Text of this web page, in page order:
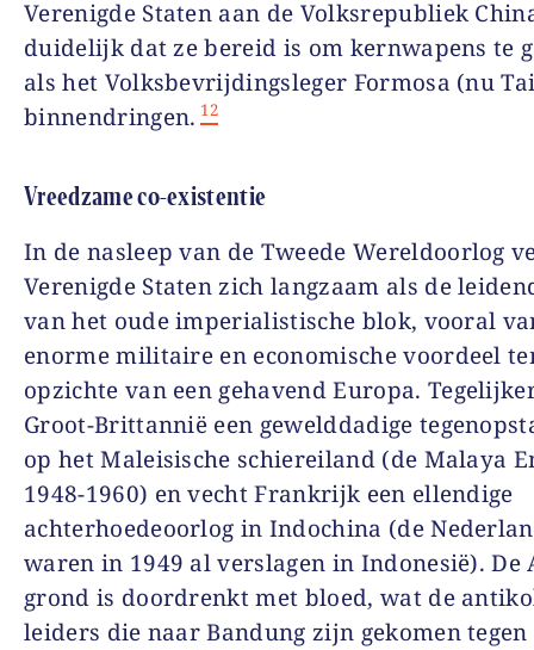
Verenigde Staten aan de Volksrepubliek
duidelijk dat ze bereid is om kernwapens te
als het Volksbevrijdingsleger Formosa (nu
binnendringen. 12
Vreedzame co-existentie
In de nasleep van de Tweede Wereldoorlog
Verenigde Staten zich langzaam als de
van het oude imperialistische blok, vooral
enorme militaire en economische voordeel
opzichte van een gehavend Europa.
Groot-Brittannië een gewelddadige
op het Maleisische schiereiland (de Malaya
1948­-1960) en vecht Frankrijk een ellendige
achterhoedeoorlog in Indochina (de
waren in 1949 al verslagen in Indonesië). De
grond is doordrenkt met bloed, wat de
leiders die naar Bandung zijn gekomen